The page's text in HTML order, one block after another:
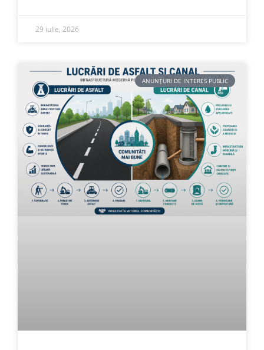
29 iulie, 2026
ANUNȚURI DE INTERES PUBLIC